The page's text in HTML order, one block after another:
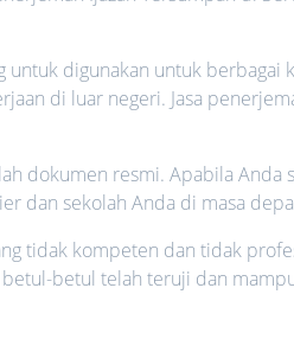
untuk digunakan untuk berbagai
di luar negeri. Jasa
dokumen resmi. Apabila
dan sekolah Anda di masa
tidak kompeten dan tidak
betul telah teruji dan